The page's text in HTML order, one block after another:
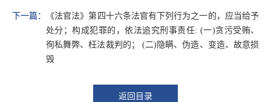
下一篇：
《法官法》第四十六条法官有下列行为之一的，应当给予
处分；构成犯罪的，依法追究刑事责任: (一)贪污受贿、
徇私舞弊、枉法裁判的； (二)隐瞒、伪造、变造、故意损
毁
返回目录